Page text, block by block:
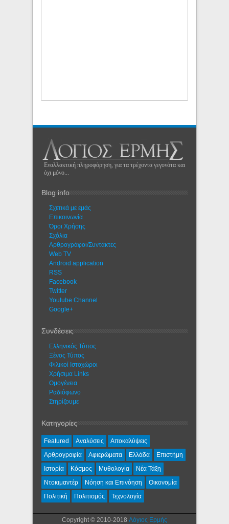
Εναλλακτική πληροφόρηση, για τα τρέχοντα γεγονότα και
όχι μόνο...
Blog info
Σχετικά με εμάς
Eπικοινωνία
Όροι Χρήσης
Σχόλια
Αρθρογράφοι/Συντάκτες
Web TV
Android application
RSS
Facebook
Twitter
Youtube Channel
Google+
Συνδέσεις
Ελληνικός Τύπος
Ξένος Τύπος
Φιλικοί Ιστοχώροι
Χρήσιμα Links
Ομογένεια
Ραδιόφωνο
Στηρίζουμε
Κατηγορίες
Featured Αναλύσεις
Αποκαλύψεις
Αρθρογραφία
Αφιερώματα Ελλάδα
Επιστήμη
Ιστορία
Κόσμος Μυθολογία
Νέα Τάξη
Ντοκιμαντέρ
Νόηση και Επινόηση
Οικονομία
Πολιτική
Πολιτισμός Τεχνολογία
Copyright © 2010-2018 Λόγιος Ερμής